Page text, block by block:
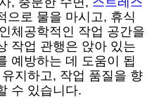
으로 물을 마시고, 휴식
체공학적인 작업 공간을
작업 관행은 앉아 있는
예방하는 데 도움이 됩
지하고, 작업 품질을 향
수 있습니다.